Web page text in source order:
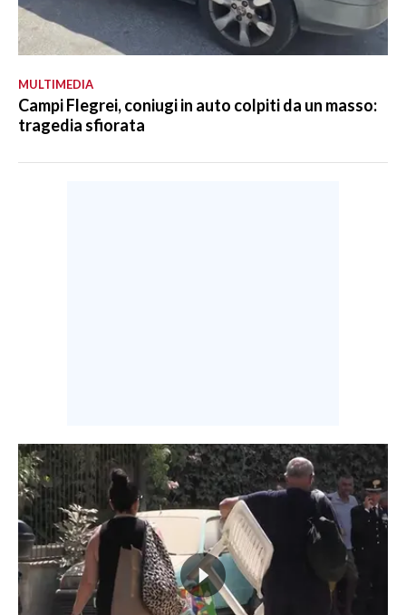
MULTIMEDIA
Campi Flegrei, coniugi in auto colpiti da un masso:
tragedia sfiorata